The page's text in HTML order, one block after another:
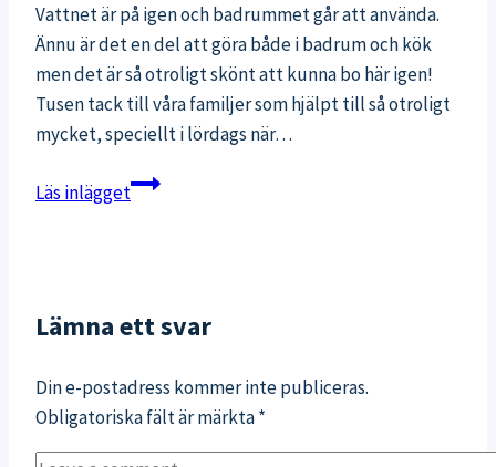
Vattnet är på igen och badrummet går att använda.
Ännu är det en del att göra både i badrum och kök
men det är så otroligt skönt att kunna bo här igen!
Tusen tack till våra familjer som hjälpt till så otroligt
mycket, speciellt i lördags när…
Läs inlägget15
inflyttningshelg
frukost
på
vedspis
Lämna ett svar
Din e-postadress kommer inte publiceras.
Obligatoriska fält är märkta*